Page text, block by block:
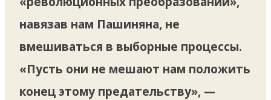
навязав нам Пашиняна, не
вмешиваться в выборные процессы.
«Пусть они не мешают нам положить
конец этому предательству», —